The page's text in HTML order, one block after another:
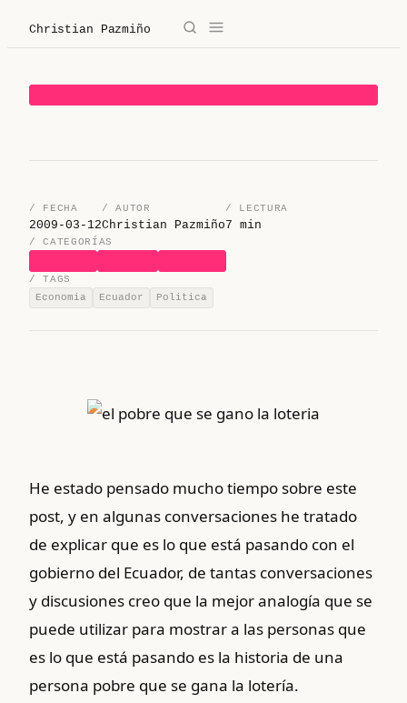
Christian Pazmiño
Christian Pazmiño
/ Legaltech
/ Sobre mí
/ Contacto
/ FECHA
2009-03-12
/ AUTOR
Christian Pazmiño
/ LECTURA
7 min
/ CATEGORÍAS
/ TAGS
Economia
Ecuador Politica
He estado pensado mucho tiempo sobre este
post, y en algunas conversaciones he tratado
de explicar que es lo que está pasando con el
gobierno del Ecuador, de tantas conversaciones
y discusiones creo que la mejor analogía que se
puede utilizar para mostrar a las personas que
es lo que está pasando es la historia de una
persona pobre que se gana la lotería.